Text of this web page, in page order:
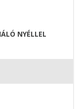
NYÉLLEL